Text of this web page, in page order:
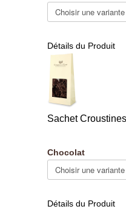
Détails du Produit
Sachet
Chocolat
Détails du Produit